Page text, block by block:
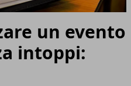
un evento
intoppi: